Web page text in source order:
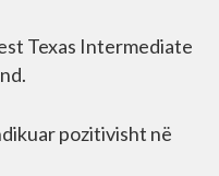
Texas Intermediate
pozitivisht në